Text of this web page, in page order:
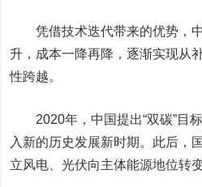
凭借技术迭代带来的优势，中
升，成本一降再降，逐渐实现从
性跨越。
2020年，中国提出“双碳”目
入新的历史发展新时期。此后，
立风电、光伏向主体能源地位转